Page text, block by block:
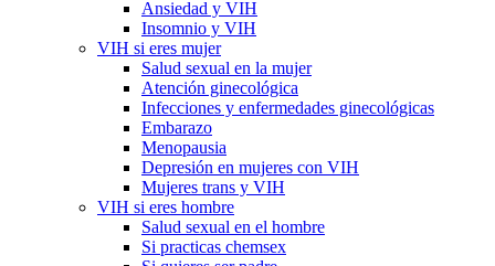
Ansiedad y VIH
Insomnio y VIH
VIH si eres mujer
Salud sexual en la mujer
Atención ginecológica
Infecciones y enfermedades ginecológicas
Embarazo
Menopausia
Depresión en mujeres con VIH
Mujeres trans y VIH
VIH si eres hombre
Salud sexual en el hombre
Si practicas chemsex